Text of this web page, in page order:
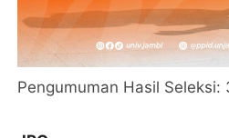
Pengumuman Hasil Seleksi: